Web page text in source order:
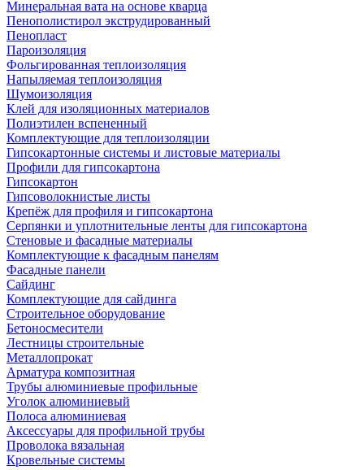
Минеральная вата на основе кварца
Пенополистирол экструдированный
Пенопласт
Пароизоляция
Фольгированная теплоизоляция
Напыляемая теплоизоляция
Шумоизоляция
Клей для изоляционных материалов
Полиэтилен вспененный
Комплектующие для теплоизоляции
Гипсокартонные системы и листовые материалы
Профили для гипсокартона
Гипсокартон
Гипсоволокнистые листы
Крепёж для профиля и гипсокартона
Серпянки и уплотнительные ленты для гипсокартона
Стеновые и фасадные материалы
Комплектующие к фасадным панелям
Фасадные панели
Сайдинг
Комплектующие для сайдинга
Строительное оборудование
Бетоносмесители
Лестницы строительные
Металлопрокат
Арматура композитная
Трубы алюминиевые профильные
Уголок алюминиевый
Полоса алюминиевая
Аксессуары для профильной трубы
Проволока вязальная
Кровельные системы